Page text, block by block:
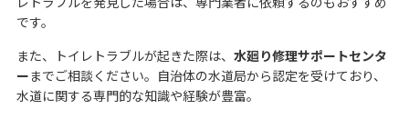
です。
また、トイレトラブルが起きた際は、 水廻り修理サポートセンタ
ーまでご相談ください。自治体の水道局から認定を受けており、
水道に関する専門的な知識や経験が豊富。